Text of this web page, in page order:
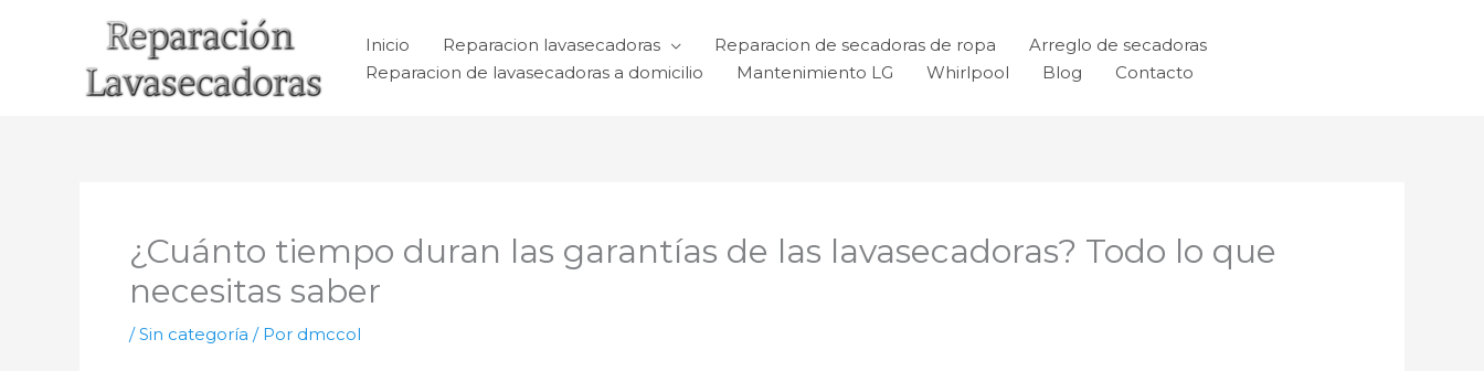
Inicio Reparacion lavasecadoras Reparacion de secadoras de ropa
Arreglo de secadoras
Reparacion de lavasecadoras a domicilio
Mantenimiento LG Whirlpool Blog Contacto
¿Cuánto tiempo duran las garantías de las lavasecadoras? Todo lo que
necesitas saber
/Sin categoría / Por dmccol